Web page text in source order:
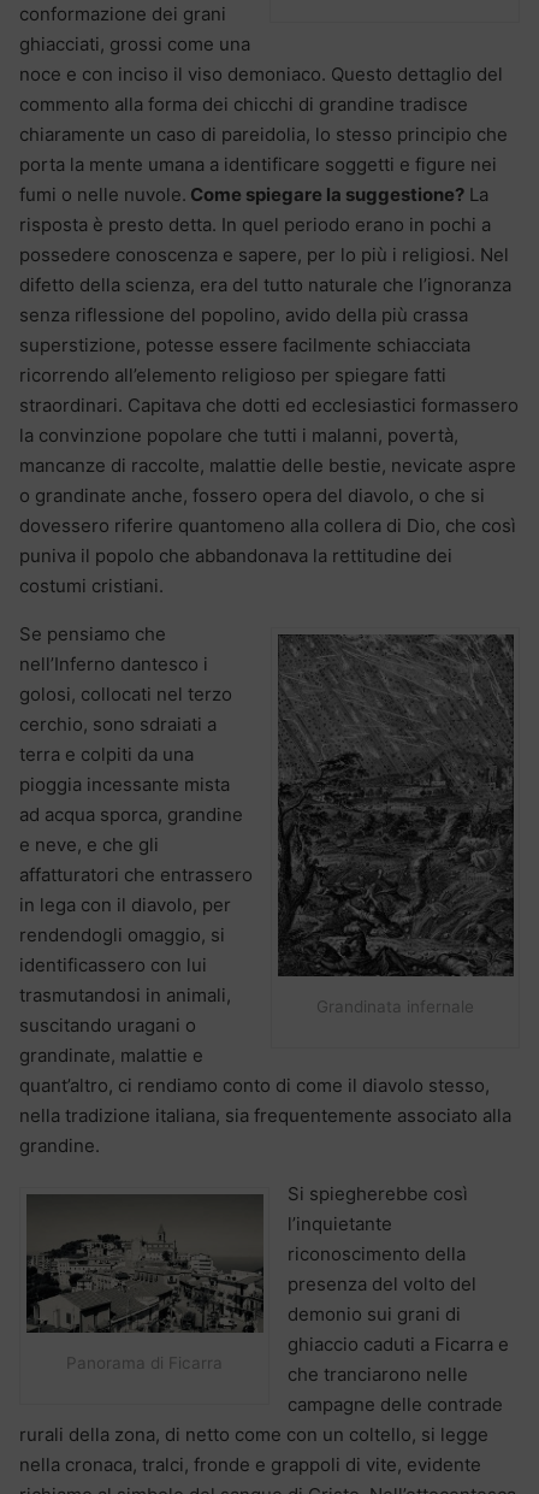
conformazione dei grani
ghiacciati, grossi come una
noce e con inciso il viso demoniaco. Questo dettaglio del
commento alla forma dei chicchi di grandine tradisce
chiaramente un caso di pareidolia, lo stesso principio che
porta la mente umana a identificare soggetti e figure nei
fumi o nelle nuvole. Come spiegare la suggestione? La
risposta è presto detta. In quel periodo erano in pochi a
possedere conoscenza e sapere, per lo più i religiosi. Nel
difetto della scienza, era del tutto naturale che l’ignoranza
senza riflessione del popolino, avido della più crassa
superstizione, potesse essere facilmente schiacciata
ricorrendo all’elemento religioso per spiegare fatti
straordinari. Capitava che dotti ed ecclesiastici formassero
la convinzione popolare che tutti i malanni, povertà,
mancanze di raccolte, malattie delle bestie, nevicate aspre
o grandinate anche, fossero opera del diavolo, o che si
dovessero riferire quantomeno alla collera di Dio, che così
puniva il popolo che abbandonava la rettitudine dei
costumi cristiani.
Grandinata infernale
Se pensiamo che
nell’Inferno dantesco i
golosi, collocati nel terzo
cerchio, sono sdraiati a
terra e colpiti da una
pioggia incessante mista
ad acqua sporca, grandine
e neve, e che gli
affatturatori che entrassero
in lega con il diavolo, per
rendendogli omaggio, si
identificassero con lui
trasmutandosi in animali,
suscitando uragani o
grandinate, malattie e
quant’altro, ci rendiamo conto di come il diavolo stesso,
nella tradizione italiana, sia frequentemente associato alla
grandine.
Panorama di Ficarra
Si spiegherebbe così
l’inquietante
riconoscimento della
presenza del volto del
demonio sui grani di
ghiaccio caduti a Ficarra e
che tranciarono nelle
campagne delle contrade
rurali della zona, di netto come con un coltello, si legge
nella cronaca, tralci, fronde e grappoli di vite, evidente